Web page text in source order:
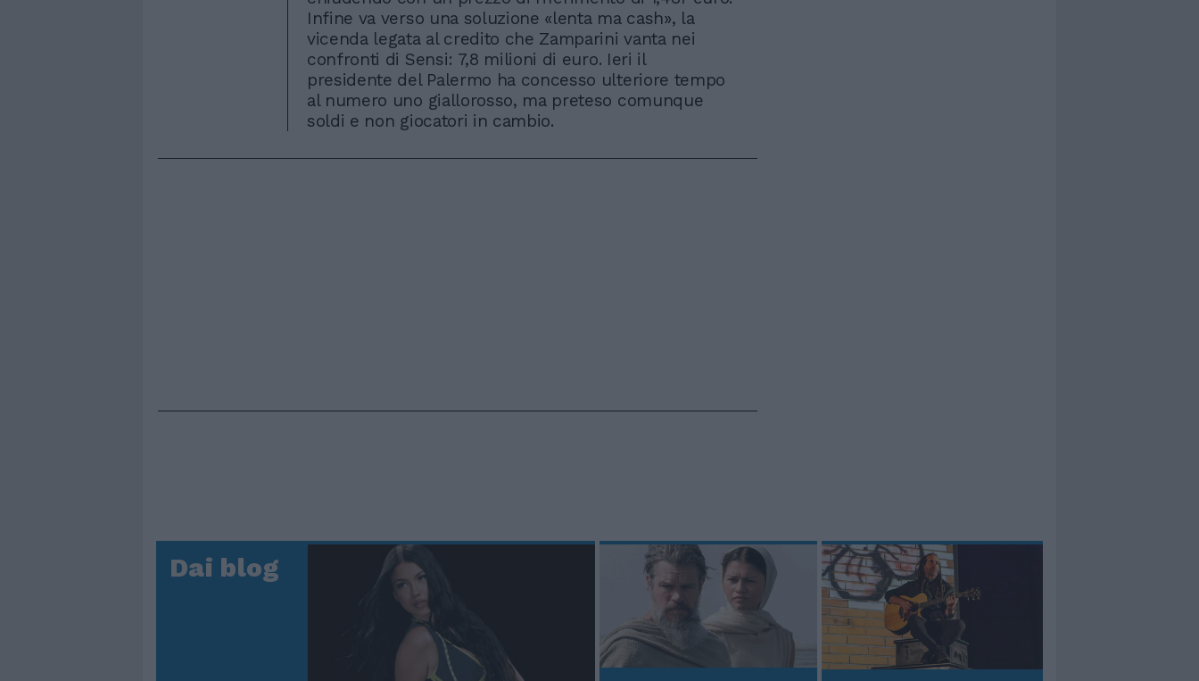
Infine va verso una soluzione «lenta ma cash», la
vicenda legata al credito che Zamparini vanta nei
confronti di Sensi: 7,8 milioni di euro. Ieri il
presidente del Palermo ha concesso ulteriore tempo
al numero uno giallorosso, ma preteso comunque
soldi e non giocatori in cambio.
Dai blog